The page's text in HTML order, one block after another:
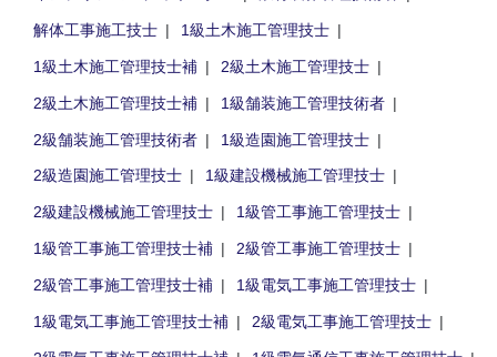
解体工事施工技士
1級土木施工管理技士
1級土木施工管理技士補
2級土木施工管理技士
2級土木施工管理技士補
1級舗装施工管理技術者
2級舗装施工管理技術者
1級造園施工管理技士
2級造園施工管理技士
1級建設機械施工管理技士
2級建設機械施工管理技士
1級管工事施工管理技士
1級管工事施工管理技士補
2級管工事施工管理技士
2級管工事施工管理技士補
1級電気工事施工管理技士
1級電気工事施工管理技士補
2級電気工事施工管理技士